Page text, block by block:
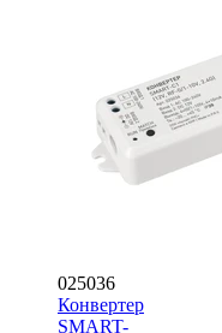
025036
Конвертер
SMART-